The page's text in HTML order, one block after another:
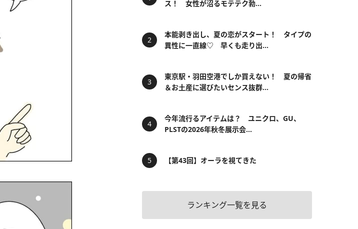
ス！ 女性が沼るモテテク勃...
本能剥き出し、夏の恋がスタート！ タイプの
異性に一直線♡ 早くも走り出...
東京駅・羽田空港でしか買えない！ 夏の帰省
＆お土産に選びたいセンス抜群...
今年流行るアイテムは？ ユニクロ、GU、
PLSTの2026年秋冬展示会...
【第43回】オーラを視てきた
ランキング一覧を見る